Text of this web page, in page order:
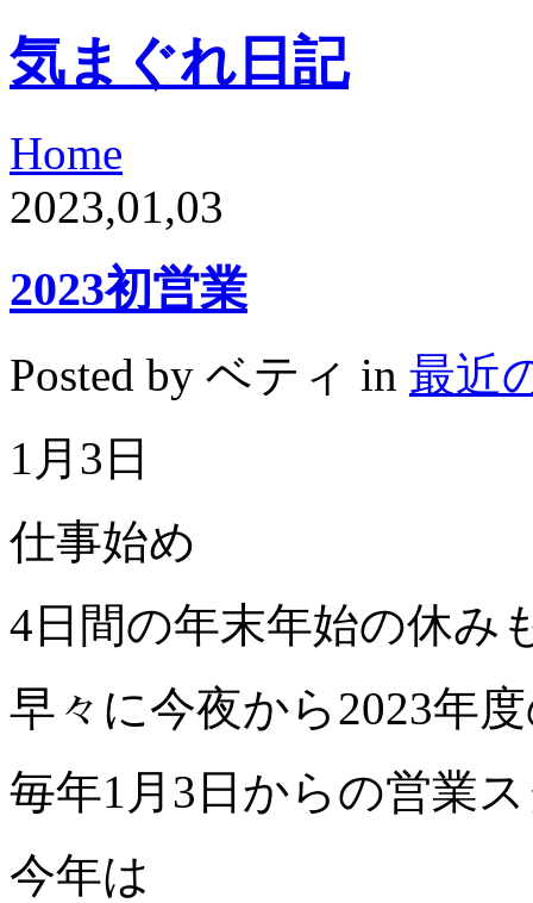
気まぐれ日記
Home
2023,01,03
2023初営業
Posted by ベティ in 最近
1 月 3 日
仕事始め
4 日間の年末年始の休み
早々に今夜から2023年
毎年1 月 3 日からの営業
今年は